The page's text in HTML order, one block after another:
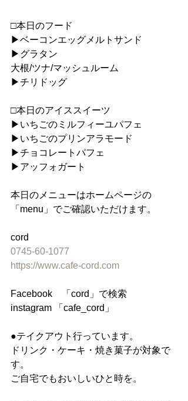
□本日のフード
▶︎ベーコンエッグメルトサンド
▶︎グラタン
大根/ツナ/マッシュルーム
▶︎チリドッグ
□本日のアイススイーツ
▶︎いちごのミルフィーユパフェ
▶︎いちごのプリンアラモード
▶︎チョコレートパフェ
▶︎アッフォガート
本日のメニューはホームページの
「menu」でご確認いただけます。
cord
0745-60-1077
https://www.cafe-cord.com
Facebook　「cord」で検索
instagram 「cafe_cord」
●テイクアウト行っています。
ドリンク・ケーキ・焼き菓子が対象で
す。
ご自宅でもおいしいひと時を。